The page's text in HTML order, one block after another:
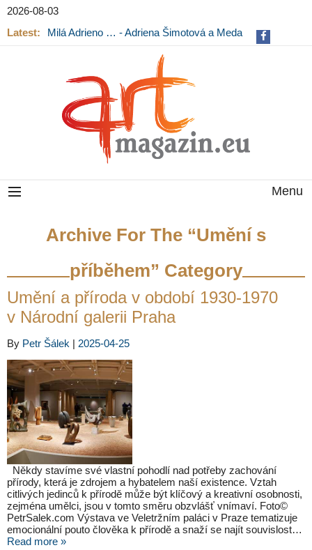
2026-08-03
Latest:
Milá Adrieno … - Adriena Šimotová a Meda
Mládková na výstavě v Museu Kampa
Výstava Fragmenty paměti na Pražském
Menu
Archive For The “Umění s
příběhem” Category
Umění a příroda v období 1930-1970
v Národní galerii Praha
By Petr Šálek | 2025-04-25
Někdy stavíme své vlastní pohodlí nad potřeby zachování
přírody, která je zdrojem a hybatelem naší existence. Vztah
citlivých jedinců k přírodě může být klíčový a kreativní osobnosti,
zejména umělci, jsou v tomto směru obzvlášť vnímaví. Foto©
PetrSalek.com Výstava ve Veletržním paláci v Praze tematizuje
emocionální pouto člověka k přírodě a snaží se najít souvislost…
Read more »